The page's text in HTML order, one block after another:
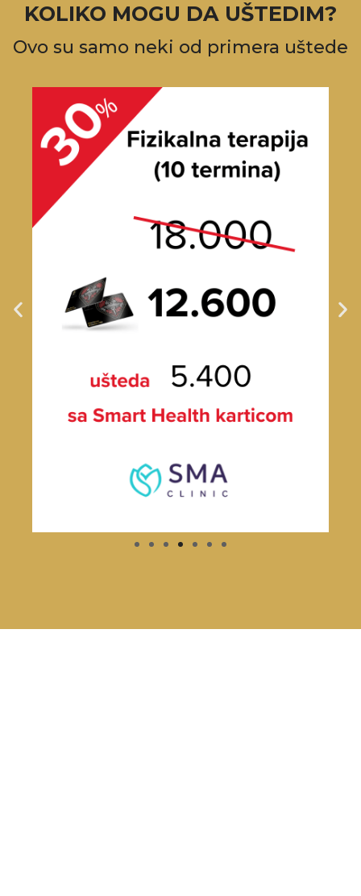
KOLIKO MOGU DA UŠTEDIM?
Ovo su samo neki od primera uštede